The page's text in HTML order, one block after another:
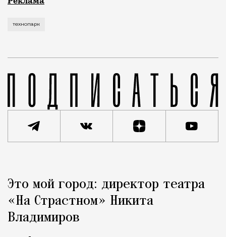
технопарк
Город
Это мой город: директор театра
«На Страстном» Никита
Владимиров